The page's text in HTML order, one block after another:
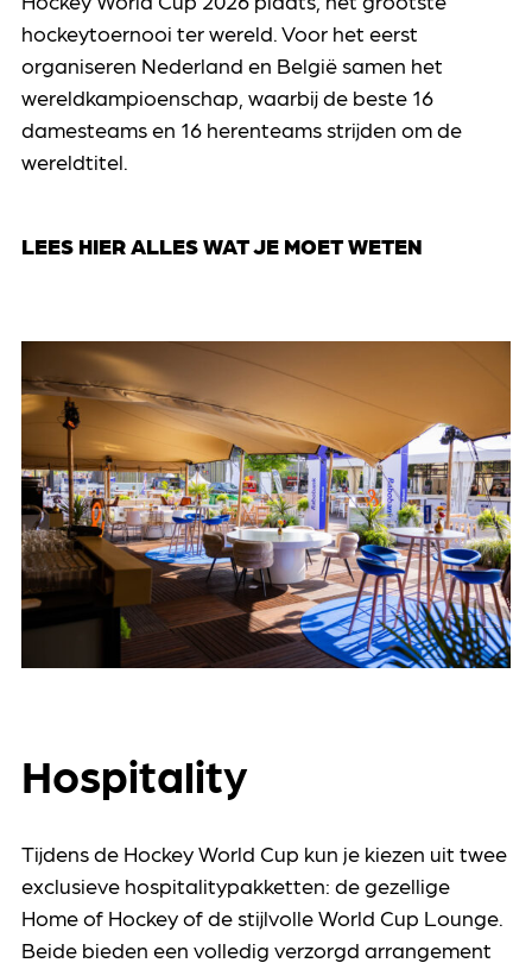
hockeytoernooi ter wereld. Voor het eerst
organiseren Nederland en België samen het
wereldkampioenschap, waarbij de beste 16
damesteams en 16 herenteams strijden om de
wereldtitel.
LEES HIER ALLES WAT JE MOET WETEN
Hospitality
Tijdens de Hockey World Cup kun je kiezen uit twee
exclusieve hospitalitypakketten: de gezellige
Home of Hockey of de stijlvolle World Cup Lounge.
Beide bieden een volledig verzorgd arrangement